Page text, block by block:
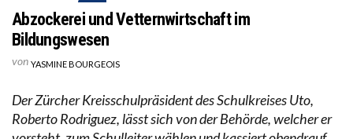
Abzockerei und Vetternwirtschaft im
Bildungswesen
von YASMINE BOURGEOIS
Der Zürcher Kreisschulpräsident des Schulkreises Uto,
Roberto Rodriguez, lässt sich von der Behörde, welcher er